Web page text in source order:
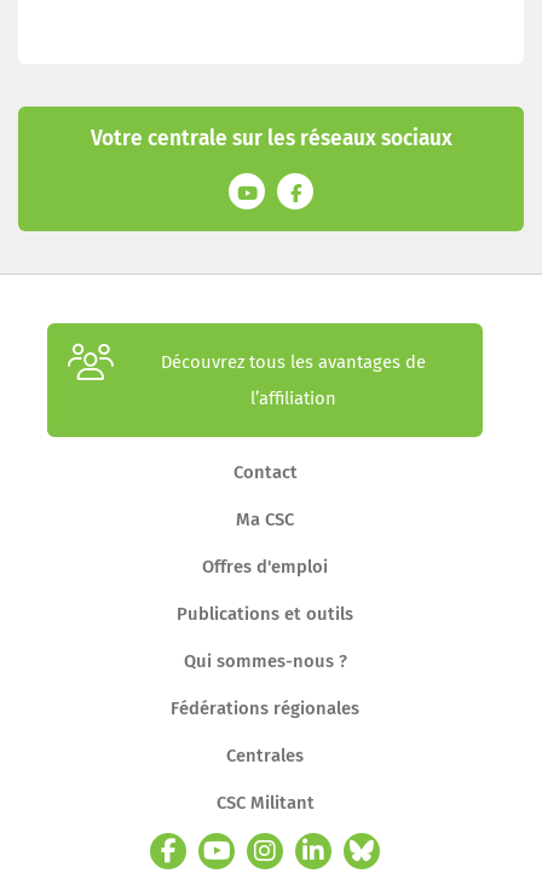
Votre centrale sur les réseaux sociaux
Découvrez tous les avantages de
l’affiliation
Contact
Ma CSC
Offres d'emploi
Publications et outils
Qui sommes-nous ?
Fédérations régionales
Centrales
CSC Militant